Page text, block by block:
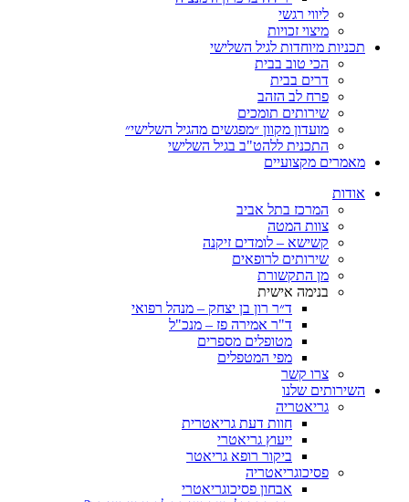
מיצוי זכויות
מיוחדות לגיל השלישי
הכי טוב בבית
דרים בבית
פרח לב הזהב
שירותים תומכים
מועדון מקוון ״מפגשים מהגיל השלישי״
התכנית ללהט"ב בגיל השלישי
מקצועיים
המרכז בתל אביב
צוות המטה
קשישא – לומדים זיקנה
שירותים לרופאים
מן התקשורת
בנימה אישית
ד״ר רון בן יצחק – מנהל רפואי
ד"ר אמירה פז – מנכ"ל
מטופלים מספרים
מפי המטפלים
שלנו
גריאטריה
חוות דעת גריאטרית
ייעוץ גריאטרי
ביקור רופא גריאטר
פסיכוגריאטריה
אבחון פסיכוגריאטרי